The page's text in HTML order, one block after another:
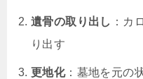
遺骨の取り出し ：カ
り出す
更地化：墓地を元の